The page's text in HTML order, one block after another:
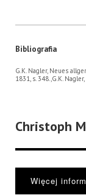
Bibliografia
G.K. Nagler, Neues
1831, s. 348.,G.K.
Christoph
Więcej